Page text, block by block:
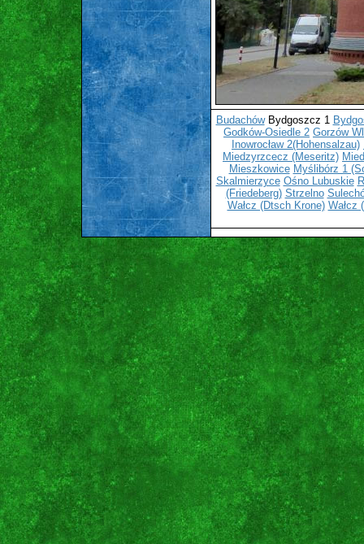
BudachówBydgoszcz 1
Godków-Osiedle 2 Gorzów
Inowrocław 2(Hohensalzau)
Miedzyrzcecz (Meseritz)
Mieszkowice Myślibórz 1
Skalmierzyce Ośno Lubuskie
(Friedeberg) Strzelno
Wałcz (Dtsch Krone) Wałcz